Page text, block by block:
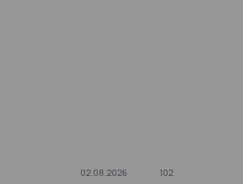
02.08.2026 102